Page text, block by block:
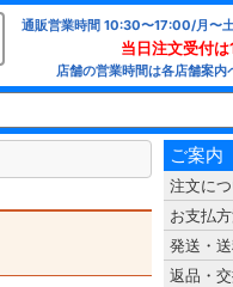
通販営業時間 10:30〜17:00/月〜
当日注文受付
店舗の営業時間は各店舗案
ご案内
注文に
お支払
発送・
返品・